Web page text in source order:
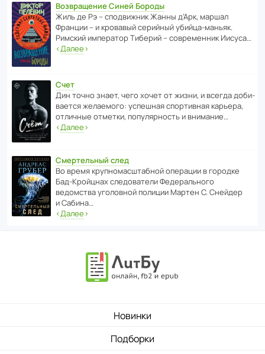
Возвращение Синей Бороды
Жиль де Рэ – спод­ви­жник Жанны д’Арк, маршал
Франции – и кровавый серийный убийца-маньяк.
Римский импе­ратор Тиберий – совре­менник Иисуса…
‹Далее›
Счет
Дин точно знает, чего хочет от жизни, и всегда доби­
ва­ется жела­е­мого: успе­шная спор­ти­вная карьера,
отли­чные отметки, попу­ля­р­ность и внимание…
‹Далее›
Смертельный след
Во время круп­но­мас­ш­та­бной операции в городке
Бад‑Крой­цнах следо­ва­тели Феде­раль­ного
ведомства уголо­вной полиции Мартен С. Снейдер
и Сабина…
‹Далее›
Новинки
Подборки